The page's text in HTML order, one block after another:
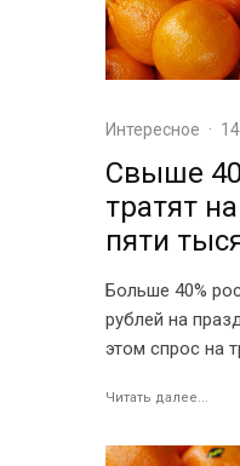
Интересное ·
Свыше
тратят
пяти
Больше 40%
рублей на
этом спрос на
Читать далее...